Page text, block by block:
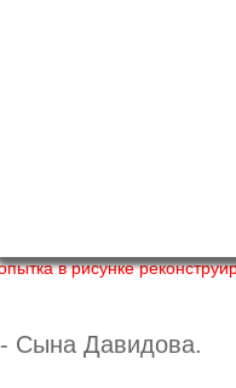
в рисунке
Сына Давидова.